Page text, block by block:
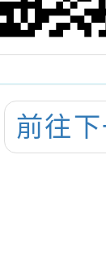
前往